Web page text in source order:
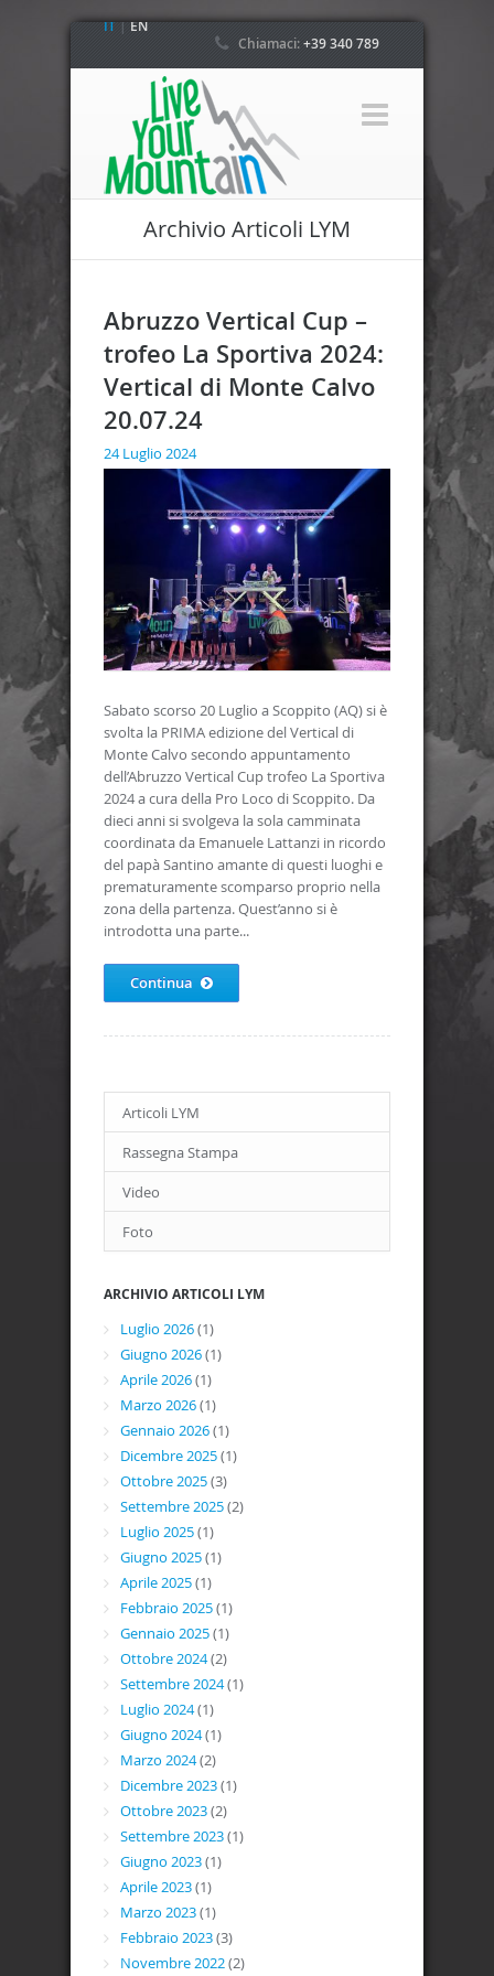
IT|EN
Chiamaci:+39 340 789
Archivio Articoli LYM
Abruzzo Vertical Cup –
trofeo La Sportiva 2024:
Vertical di Monte Calvo
20.07.24
24 Luglio 2024
Sabato scorso 20 Luglio a Scoppito (AQ) si è
svolta la PRIMA edizione del Vertical di
Monte Calvo secondo appuntamento
dell’Abruzzo Vertical Cup trofeo La Sportiva
2024 a cura della Pro Loco di Scoppito. Da
dieci anni si svolgeva la sola camminata
coordinata da Emanuele Lattanzi in ricordo
del papà Santino amante di questi luoghi e
prematuramente scomparso proprio nella
zona della partenza. Quest’anno si è
introdotta una parte...
Continua
Articoli LYM
Rassegna Stampa
Video
Foto
ARCHIVIO ARTICOLI LYM
Luglio 2026(1)
Giugno 2026(1)
Aprile 2026(1)
Marzo 2026(1)
Gennaio 2026(1)
Dicembre 2025(1)
Ottobre 2025(3)
Settembre 2025(2)
Luglio 2025(1)
Giugno 2025(1)
Aprile 2025(1)
Febbraio 2025(1)
Gennaio 2025(1)
Ottobre 2024(2)
Settembre 2024(1)
Luglio 2024(1)
Giugno 2024(1)
Marzo 2024(2)
Dicembre 2023(1)
Ottobre 2023(2)
Settembre 2023(1)
Giugno 2023(1)
Aprile 2023(1)
Marzo 2023(1)
Febbraio 2023(3)
Novembre 2022(2)